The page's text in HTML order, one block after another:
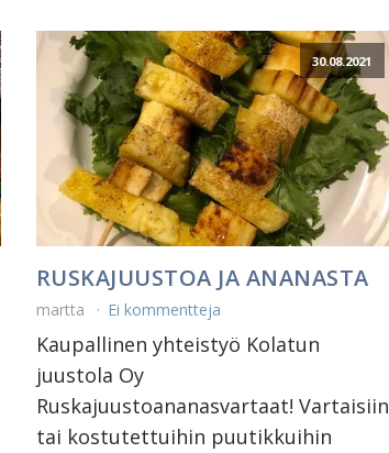
30.08.2021
RUSKAJUUSTOA JA ANANASTA
martta Ei kommentteja
Kaupallinen yhteistyö Kolatun
juustola Oy
Ruskajuustoananasvartaat! Vartaisiin
tai kostutettuihin puutikkuihin